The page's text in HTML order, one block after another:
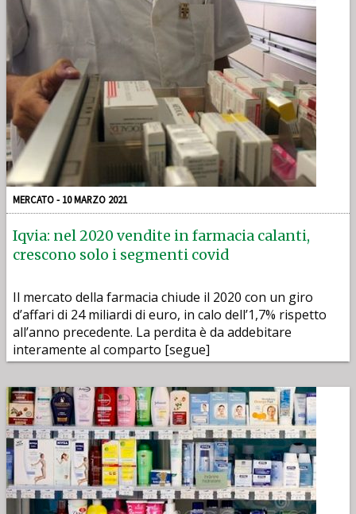
MERCATO - 10 MARZO 2021
Iqvia: nel 2020 vendite in farmacia calanti,
crescono solo i segmenti covid
Il mercato della farmacia chiude il 2020 con un giro
d’affari di 24 miliardi di euro, in calo dell’1,7% rispetto
all’anno precedente. La perdita è da addebitare
interamente al comparto [segue]